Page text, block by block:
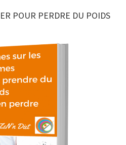
POUR PERDRE DU POIDS